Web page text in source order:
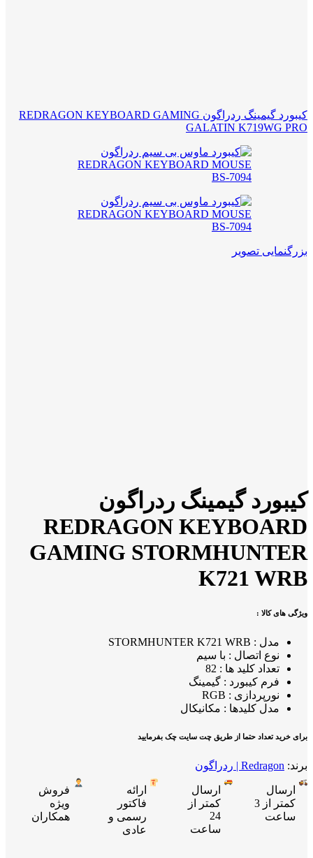
کیبورد گیمینگ ردراگون REDRAGON KEYBOARD GAMING
GALATIN K719WG PRO
بزرگنمایی تصویر
کیبورد گیمینگ ردراگون
REDRAGON KEYBOARD
GAMING STORMHUNTER
K721 WRB
ویژگی های کالا :
مدل : STORMHUNTER K721 WRB
نوع اتصال : با سیم
تعداد کلید ها : 82
فرم کیبورد : گیمینگ
نورپردازی : RGB
مدل کلیدها : مکانیکال
برای خرید تعداد حتما از طریق چت سایت چک بفرمایید
برند: Redragon | ردراگون
ارسال
کمتر از 3
ساعت
ارسال
کمتر از
24
ساعت
ارائه
فاکتور
رسمی و
عادی
فروش
ویژه
همکاران